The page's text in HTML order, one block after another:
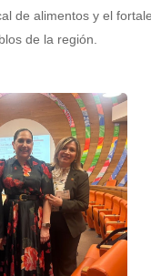
de alimentos y el
de la región.